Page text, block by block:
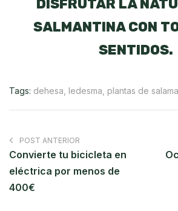
DISFRUTAR LA
SALMANTINA CON
SENTIDOS.
Tags: dehesa ledesma plantas de
POST ANTERIOR
Convierte tu bicicleta en
eléctrica por menos de
400€